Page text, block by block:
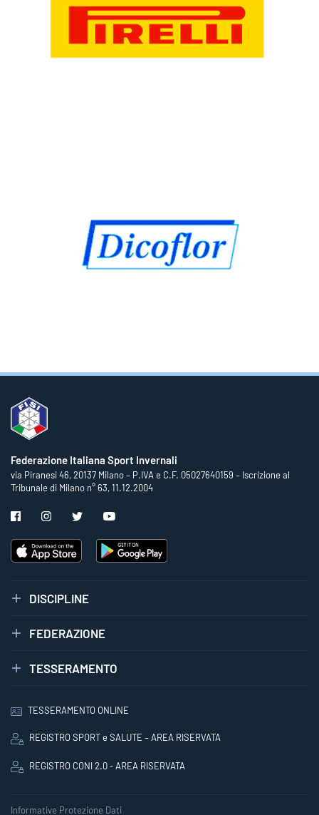
Federazione Italiana Sport Invernali
via Piranesi 46, 20137 Milano – P.IVA e C.F. 05027640159 – Iscrizione al
Tribunale di Milano n° 63, 11.12.2004
DISCIPLINE
FEDERAZIONE
TESSERAMENTO
TESSERAMENTO ONLINE
REGISTRO SPORT e SALUTE – AREA RISERVATA
REGISTRO CONI 2.0 - AREA RISERVATA
Informative Protezione Dati